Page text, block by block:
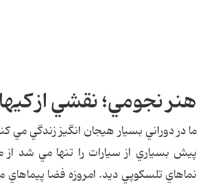
هنر نجومي؛ نقشي از
ما در دوراني بسيار هيجان انگيز زندگي مي
پيش بسياري از سيارات را تنها مي شد از
نماهاي تلسکوپي ديد. امروزه فضا پيماهاي